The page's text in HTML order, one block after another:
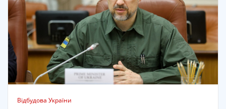
Відбудова України